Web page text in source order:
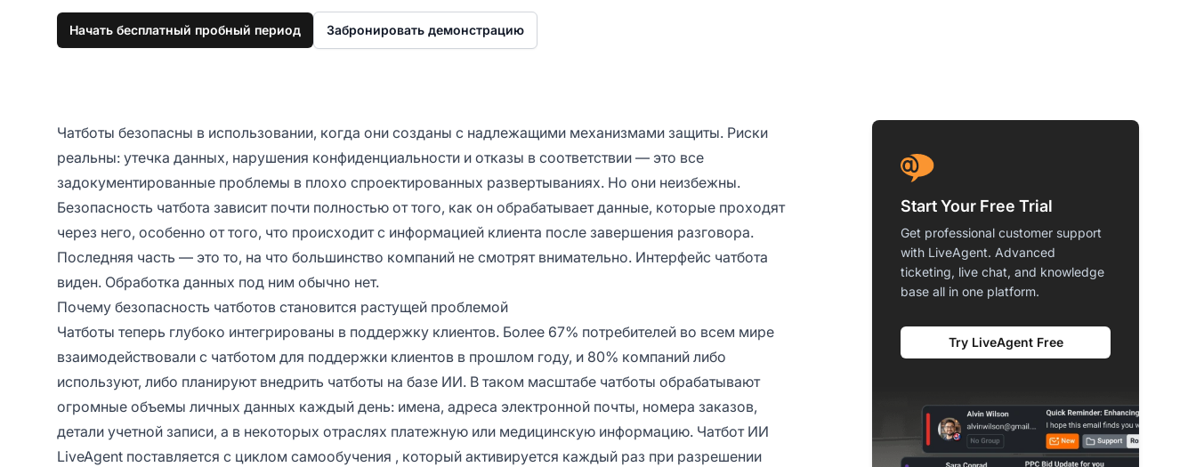
Начать бесплатный пробный период Забронировать демонстрацию
Чатботы безопасны в использовании, когда они созданы с надлежащими механизмами защиты. Риски
реальны: утечка данных, нарушения конфиденциальности и отказы в соответствии — это все
задокументированные проблемы в плохо спроектированных развертываниях. Но они неизбежны.
Безопасность чатбота зависит почти полностью от того, как он обрабатывает данные, которые проходят
через него, особенно от того, что происходит с информацией клиента после завершения разговора.
Последняя часть — это то, на что большинство компаний не смотрят внимательно. Интерфейс чатбота
виден. Обработка данных под ним обычно нет.
Почему безопасность чатботов становится растущей проблемой
Чатботы теперь глубоко интегрированы в поддержку клиентов. Более 67% потребителей во всем мире
взаимодействовали с чатботом для поддержки клиентов в прошлом году, и 80% компаний либо
используют, либо планируют внедрить чатботы на базе ИИ. В таком масштабе чатботы обрабатывают
огромные объемы личных данных каждый день: имена, адреса электронной почты, номера заказов,
детали учетной записи, а в некоторых отраслях платежную или медицинскую информацию. Чатбот ИИ
LiveAgent поставляется с циклом самообучения , который активируется каждый раз при разрешении
Start Your Free Trial
Get professional customer support
with LiveAgent. Advanced
ticketing, live chat, and knowledge
base all in one platform.
Try LiveAgent Free